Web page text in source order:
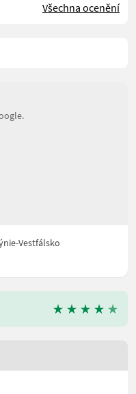
Všechna ocenění
Vestfálsko